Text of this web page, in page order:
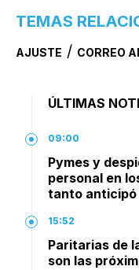
TEMAS
AJUSTE / CORREO
ÚLTIMAS
09:00
Pymes y
personal en
tanto anticipó
15:52
Paritarias de
son las